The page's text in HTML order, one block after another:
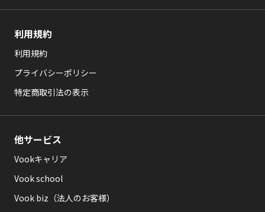
利用規約
利用規約
プライバシーポリシー
特定商取引法の表示
他サービス
Vookキャリア
Vook school
Vook biz（法人のお客様）